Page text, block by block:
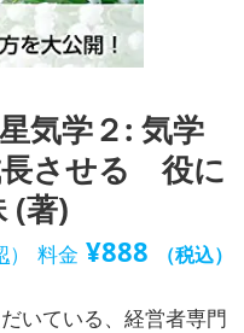
気学２: 気学
長させる 役に
(著)
） 料金 ¥888 （税込）
いている、経営者専門